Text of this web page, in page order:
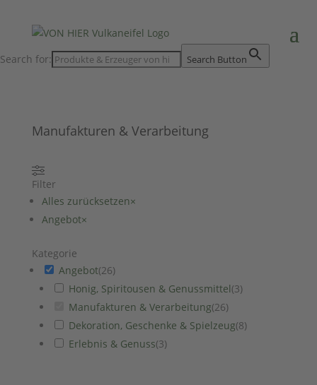
Search for: Search Button
Manufakturen & Verarbeitung
Filter
Alles zurücksetzen×
Angebot×
Kategorie
Angebot(26)
Honig, Spiritousen & Genussmittel(3)
Manufakturen & Verarbeitung(26)
Dekoration, Geschenke & Spielzeug(8)
Erlebnis & Genuss(3)